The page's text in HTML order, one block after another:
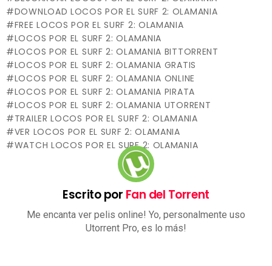
DOWNLOAD LOCOS POR EL SURF 2: OLAMANIA
FREE LOCOS POR EL SURF 2: OLAMANIA
LOCOS POR EL SURF 2: OLAMANIA
LOCOS POR EL SURF 2: OLAMANIA BITTORRENT
LOCOS POR EL SURF 2: OLAMANIA GRATIS
LOCOS POR EL SURF 2: OLAMANIA ONLINE
LOCOS POR EL SURF 2: OLAMANIA PIRATA
LOCOS POR EL SURF 2: OLAMANIA UTORRENT
TRAILER LOCOS POR EL SURF 2: OLAMANIA
VER LOCOS POR EL SURF 2: OLAMANIA
WATCH LOCOS POR EL SURF 2: OLAMANIA
Escrito por Fan del Torrent
Me encanta ver pelis online! Yo, personalmente uso
Utorrent Pro, es lo más!